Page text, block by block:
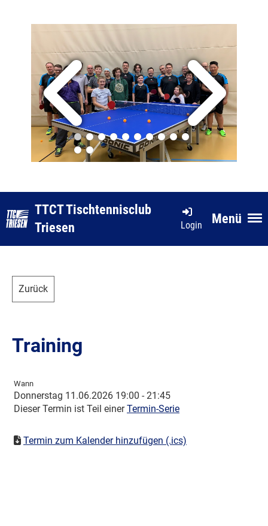
Menü
Login
TTCT Tischtennisclub
Triesen
Zurück
Training
Wann
Donnerstag 11.06.2026 19:00 - 21:45
Dieser Termin ist Teil einerTermin-Serie
Termin zum Kalender hinzufügen (.ics)